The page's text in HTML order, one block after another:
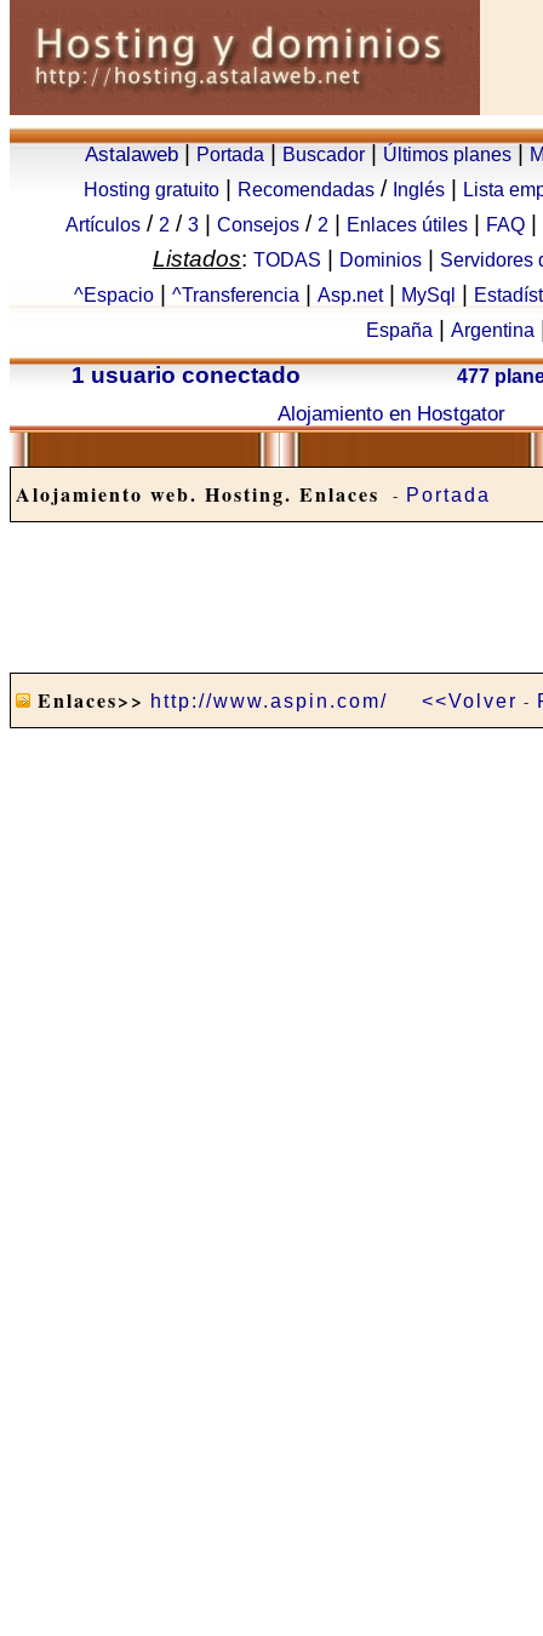
Astalaweb Portada Buscador Últimos planes
Hosting gratuito
Recomendadas / Inglés
Lista
Artículos / 2 / 3 Consejos / 2 Enlaces útiles FAQ
Listados: TODAS Dominios
Servidores
^Espacio
^Transferencia Asp.net| MySql
España
Argentina
1 usuario conectado
477
Alojamiento en Hostgator
Alojamiento web. Hosting. Enlaces - Portada
Enlaces>> http://www.aspin.com/ <<Volver -